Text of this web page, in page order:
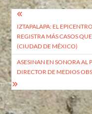
Navegación
de
entradas
IZTAPALAPA: EL
REGISTRA MÁS CASOS
(CIUDAD DE MÉXICO)
ASESINAN EN SONORA AL
DIRECTOR DE MEDIOS